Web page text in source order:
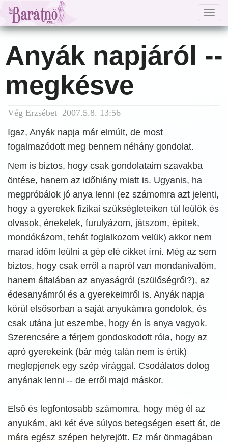
Anyák napjáról --
megkésve
Vég Erzsébet 2007.5.8. 13:56
Igaz, Anyák napja már elmúlt, de most
fogalmazódott meg bennem néhány gondolat.
Nem is biztos, hogy csak gondolataim szavakba
öntése, hanem az időhiány miatt is. Ugyanis, ha
megpróbálok jó anya lenni (ez számomra azt jelenti,
hogy a gyerekek fizikai szükségleteiken túl leülök és
olvasok, énekelek, furulyázom, játszom, építek,
mondókázom, tehát foglalkozom velük) akkor nem
marad időm leülni a gép elé cikket írni. Még az sem
biztos, hogy csak erről a napról van mondanivalóm,
hanem általában az anyaságról (szülőségről?), az
édesanyámról és a gyerekeimről is. Anyák napja
körül elsősorban a saját anyukámra gondolok, és
csak utána jut eszembe, hogy én is anya vagyok.
Szerencsére a férjem gondoskodott róla, hogy az
apró gyerekeink (bár még talán nem is értik)
meglepjenek egy szép virággal. Csodálatos dolog
anyának lenni -- de erről majd máskor.
Első és legfontosabb számomra, hogy még él az
anyukám, aki két éve súlyos betegségen esett át, de
mára egész szépen helyrejött. Ez már önmagában